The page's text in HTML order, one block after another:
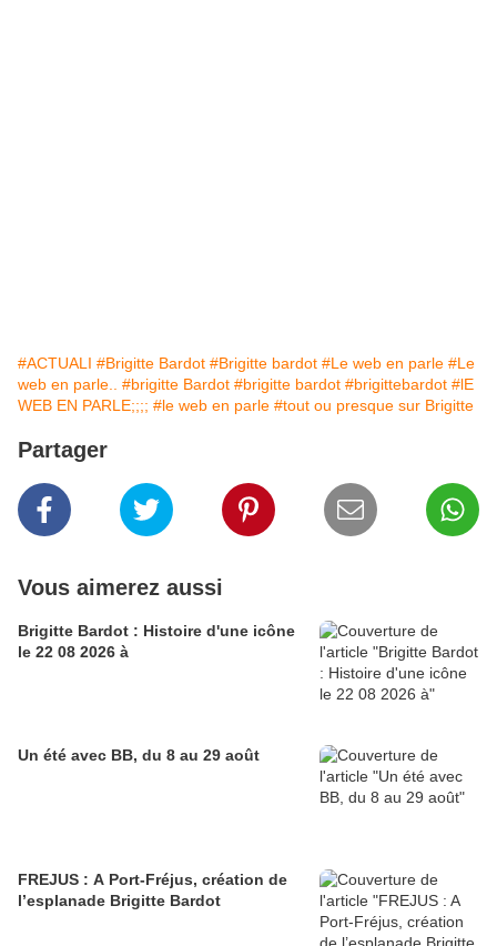
#ACTUALI #Brigitte Bardot #Brigitte bardot #Le web en parle #Le
web en parle..
#brigitte Bardot #brigitte bardot #brigittebardot #lE
WEB EN PARLE;;;; #le web en parle #tout ou presque sur Brigitte
Partager
Vous aimerez aussi
Brigitte Bardot : Histoire d'une icône
le 22 08 2026 à
Un été avec BB, du 8 au 29 août
FREJUS : A Port-Fréjus, création de
l’esplanade Brigitte Bardot